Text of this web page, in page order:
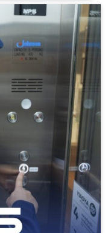
มปลอดภัยในการใช้
งเป็นสิ่งจำเป็น เพื่อ
ของผู้ใช้งาน​ องค์
โครงสร้าง
ารบิดเบี้ยวใน
าจส่งผลต่อความ
นที่ของรางลิฟต์และ
รถเคลื่อนที่ได้อย่าง
ะเซ็นเซอร์ต่าง ๆ ว่า
นการทำงานผิด
คทำงานได้อย่างถูก
เปิด-ปิดที่ไม่ปลอดภัย​